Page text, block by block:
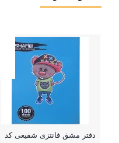
دفتر مشق فانتزی شفیعی کد